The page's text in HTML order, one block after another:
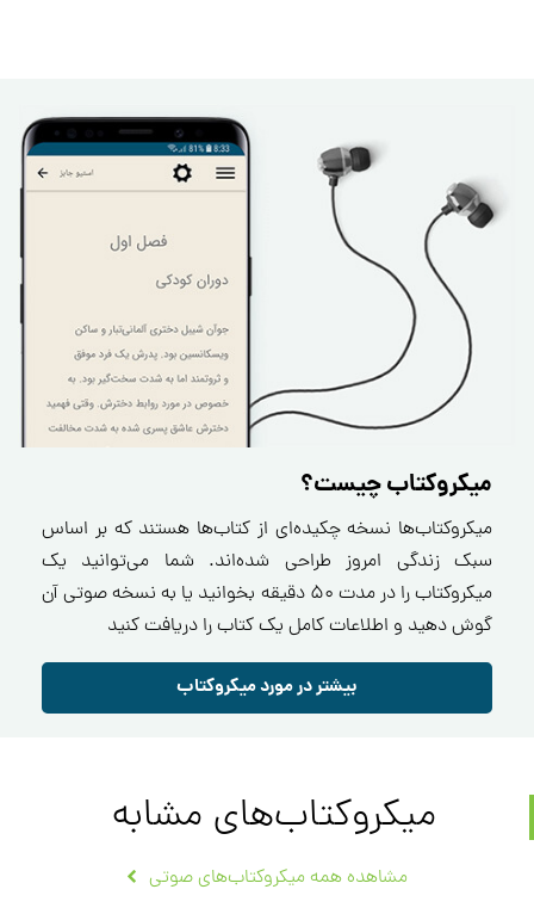
میکروکتاب چیست؟
میکروکتاب‌ها نسخه چکیده‌ای از کتاب‌ها هستند که بر اساس
سبک زندگی امروز طراحی شده‌اند. شما می‌توانید یک
میکروکتاب را در مدت ۵۰ دقیقه بخوانید یا به نسخه صوتی آن
گوش دهید و اطلاعات کامل یک کتاب را دریافت کنید
بیشتر در مورد میکروکتاب
میکروکتاب‌های مشابه
مشاهده همه میکروکتاب‌های صوتی